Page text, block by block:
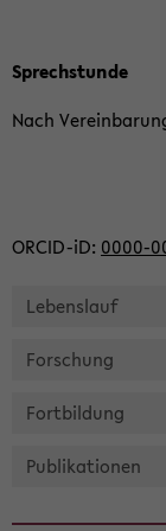
Sprech­stun­de
Nach
ORCID-​iD: 0000-​
Le­bens­lauf
For­schung
Fort­bil­dung
Pu­bli­ka­tio­nen